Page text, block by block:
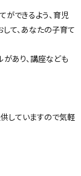
ができるよう、育児
て、あなたの子育て
あり、講座なども
していますので気軽